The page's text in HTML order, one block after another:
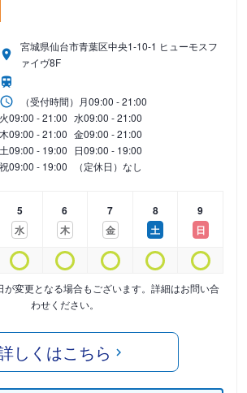
宮城県仙台市青葉区中央1-10-1 ヒューモスフ
ァイヴ8F
（受付時間） 月09:00 - 21:00
火09:00 - 21:00 水09:00 - 21:00
木09:00 - 21:00 金09:00 - 21:00
土09:00 - 19:00 日09:00 - 19:00
祝09:00 - 19:00 （定休日）なし
5
水
6
木
7
金
8
土
9
日
が変更となる場合もございます。詳細はお問い合
わせください。
しくはこちら